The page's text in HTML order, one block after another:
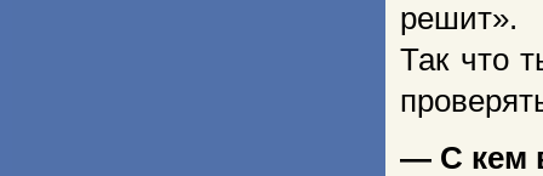
решит».
Так что
— С кем